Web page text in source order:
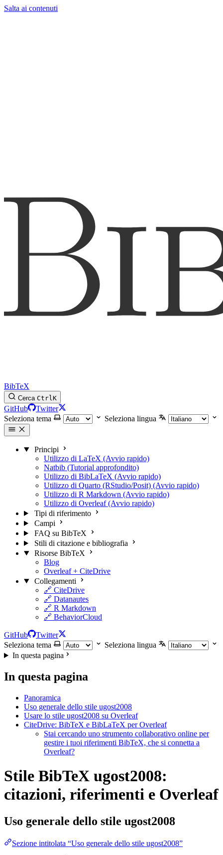
Salta ai contenuti
BibTeX
Cerca CtrlK
GitHub
Twitter
Seleziona tema
Seleziona lingua
Principi
Utilizzo di LaTeX (Avvio rapido)
Natbib (Tutorial approfondito)
Utilizzo di BibLaTeX (Avvio rapido)
Utilizzo di Quarto (RStudio/Posit) (Avvio rapido)
Utilizzo di R Markdown (Avvio rapido)
Utilizzo di Overleaf (Avvio rapido)
Tipi di riferimento
Campi
FAQ su BibTeX
Stili di citazione e bibliografia
Risorse BibTeX
Blog
Overleaf + CiteDrive
Collegamenti
🔗 CiteDrive
🔗 Datanautes
🔗 R Markdown
🔗 BehaviorCloud
GitHub
Twitter
Seleziona tema
Seleziona lingua
In questa pagina
In questa pagina
Panoramica
Uso generale dello stile ugost2008
Usare lo stile ugost2008 su Overleaf
CiteDrive: BibTeX e BibLaTeX per Overleaf
Stai cercando uno strumento collaborativo online per
gestire i tuoi riferimenti BibTeX, che si connetta a
Overleaf?
Stile BibTeX ugost2008:
citazioni, riferimenti e Overleaf
Uso generale dello stile ugost2008
Sezione intitolata “Uso generale dello stile ugost2008”